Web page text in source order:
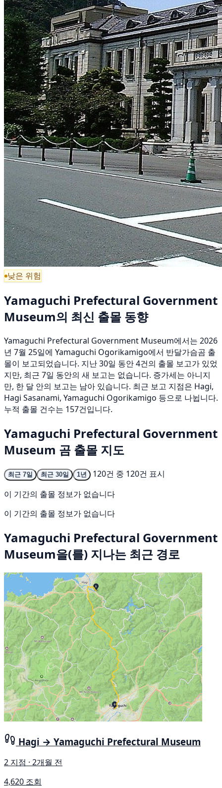
낮은 위험
Yamaguchi Prefectural Government
Museum의 최신 출몰 동향
Yamaguchi Prefectural Government Museum에서는 2026
년 7월 25일에 Yamaguchi Ogorikamigo에서 반달가슴곰 출
몰이 보고되었습니다. 지난 30일 동안 4건의 출몰 보고가 있었
지만, 최근 7일 동안의 새 보고는 없습니다. 증가세는 아니지
만, 한 달 안의 보고는 남아 있습니다. 최근 보고 지점은 Hagi,
Hagi Sasanami, Yamaguchi Ogorikamigo 등으로 나뉩니다.
누적 출몰 건수는 157건입니다.
Yamaguchi Prefectural Government
Museum 곰 출몰 지도
최근 7일 최근 30일 1년
120건 중 120건 표시
이 기간의 출몰 정보가 없습니다
이 기간의 출몰 정보가 없습니다
Yamaguchi Prefectural Government
Museum을(를) 지나는 최근 경로
Hagi → Yamaguchi Prefectural Museum
2 지점 · 2개월 전
4,620 조회